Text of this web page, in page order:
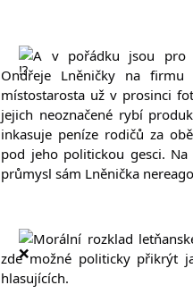
A v pořádku jsou pro
Ondřeje Lněničky na
místostarosta už v prosinci
jejich neoznačené rybí
inkasuje peníze rodičů za
pod jeho politickou gesci.
průmysl sám Lněnička
Morální rozklad
zde možné politicky přikrýt
hlasujících.